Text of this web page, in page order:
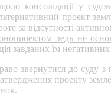
консолідації у
проект
за відсутності
ледь не
завданих їм негативних
звернутися до суду
проекту